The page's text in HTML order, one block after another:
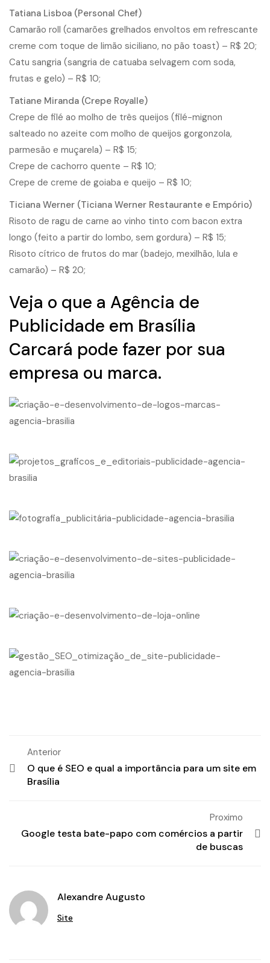
Tatiana Lisboa (Personal Chef)
Camarão roll (camarões grelhados envoltos em refrescante
creme com toque de limão siciliano, no pão toast) – R$ 20;
Catu sangria (sangria de catuaba selvagem com soda,
frutas e gelo) – R$ 10;
Tatiane Miranda (Crepe Royalle)
Crepe de filé ao molho de três queijos (filé-mignon
salteado no azeite com molho de queijos gorgonzola,
parmesão e muçarela) – R$ 15;
Crepe de cachorro quente – R$ 10;
Crepe de creme de goiaba e queijo – R$ 10;
Ticiana Werner (Ticiana Werner Restaurante e Empório)
Risoto de ragu de carne ao vinho tinto com bacon extra
longo (feito a partir do lombo, sem gordura) – R$ 15;
Risoto cítrico de frutos do mar (badejo, mexilhão, lula e
camarão) – R$ 20;
Veja o que a Agência de
Publicidade em Brasília
Carcará pode fazer por sua
empresa ou marca.
Anterior
O que é SEO e qual a importância para um site em
Brasília
Proximo
Google testa bate-papo com comércios a partir
de buscas
Alexandre Augusto
Site